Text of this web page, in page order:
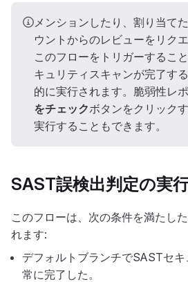
メンションしたり、割り当て
ウントからのレビューをリク
このフローをトリガーするこ
キュリティスキャンが完了す
的に実行されます。脆弱性レポ
をチェックボタンをクリック
実行することもできます。
SAST誤検出判定の実
このフローは、次の条件を満たし
れます:
デフォルトブランチでSASTセ
常に完了した。